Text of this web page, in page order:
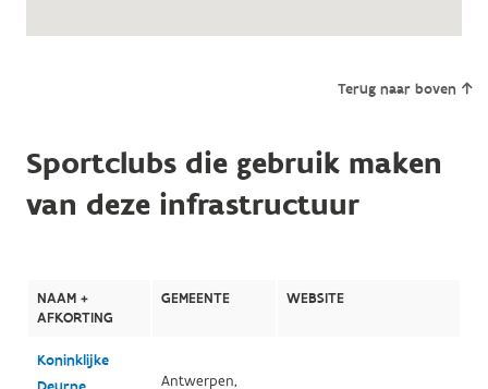
Terug naar boven
Sportclubs die gebruik maken
van deze infrastructuur
NAAM +
AFKORTING
GEMEENTE WEBSITE
Koninklijke
Antwerpen,